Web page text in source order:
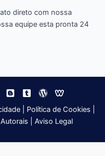
direto com nossa
equipe esta pronta 24
| Política de Cookies
Aviso Legal